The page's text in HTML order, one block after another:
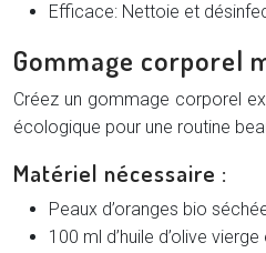
Efficace: Nettoie et
Gommage corporel
Créez un gommage corporel
écologique pour une routine
Matériel nécessaire :
Peaux d’oranges bio
100 ml d’huile d’olive